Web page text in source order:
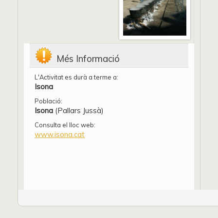
Més Informació
L'Activitat es durà a terme a:
Isona
Població:
Isona (Pallars Jussà)
Consulta el lloc web:
www.isona.cat